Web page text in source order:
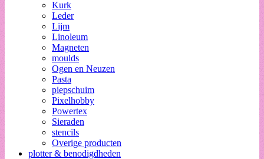
Kurk
Leder
Lijm
Linoleum
Magneten
moulds
Ogen en Neuzen
Pasta
piepschuim
Pixelhobby
Powertex
Sieraden
stencils
Overige producten
plotter & benodigdheden